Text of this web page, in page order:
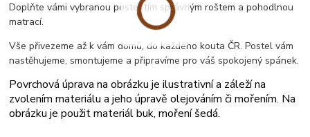
Doplňte vámi vybranou postel tím správným roštem a pohodlnou
matrací.
Vše přivezeme až k vám domů, do každého kouta ČR. Postel vám
nastěhujeme, smontujeme a připravíme pro váš spokojený spánek.
Povrchová úprava na obrázku je ilustrativní a záleží na
zvolením materiálu a jeho úpravě olejováním či mořením. Na
obrázku je použit materiál buk, moření šedá.